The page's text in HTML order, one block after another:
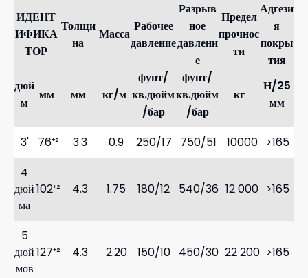
ИДЕНТ
ИФИКА
ТОР
Толщи
на
Масса
Рабочее
давление
Разрыв
ное
давлени
е
Предел
прочнос
ти
Адгези
я
покры
тия
дюй
м
мм мм кг/м
фунт/
кв.дюйм
/бар
фунт/
кв.дюйм
/бар
кг
Н/25
мм
3' 76⁺² 3.3 0.9 250/17 750/51 10000 >165
4
дюй
ма
102⁺² 4.3 1.75 180/12 540/36 12 000 >165
5
дюй
мов
127⁺² 4.3 2.20 150/10 450/30 22 200 >165